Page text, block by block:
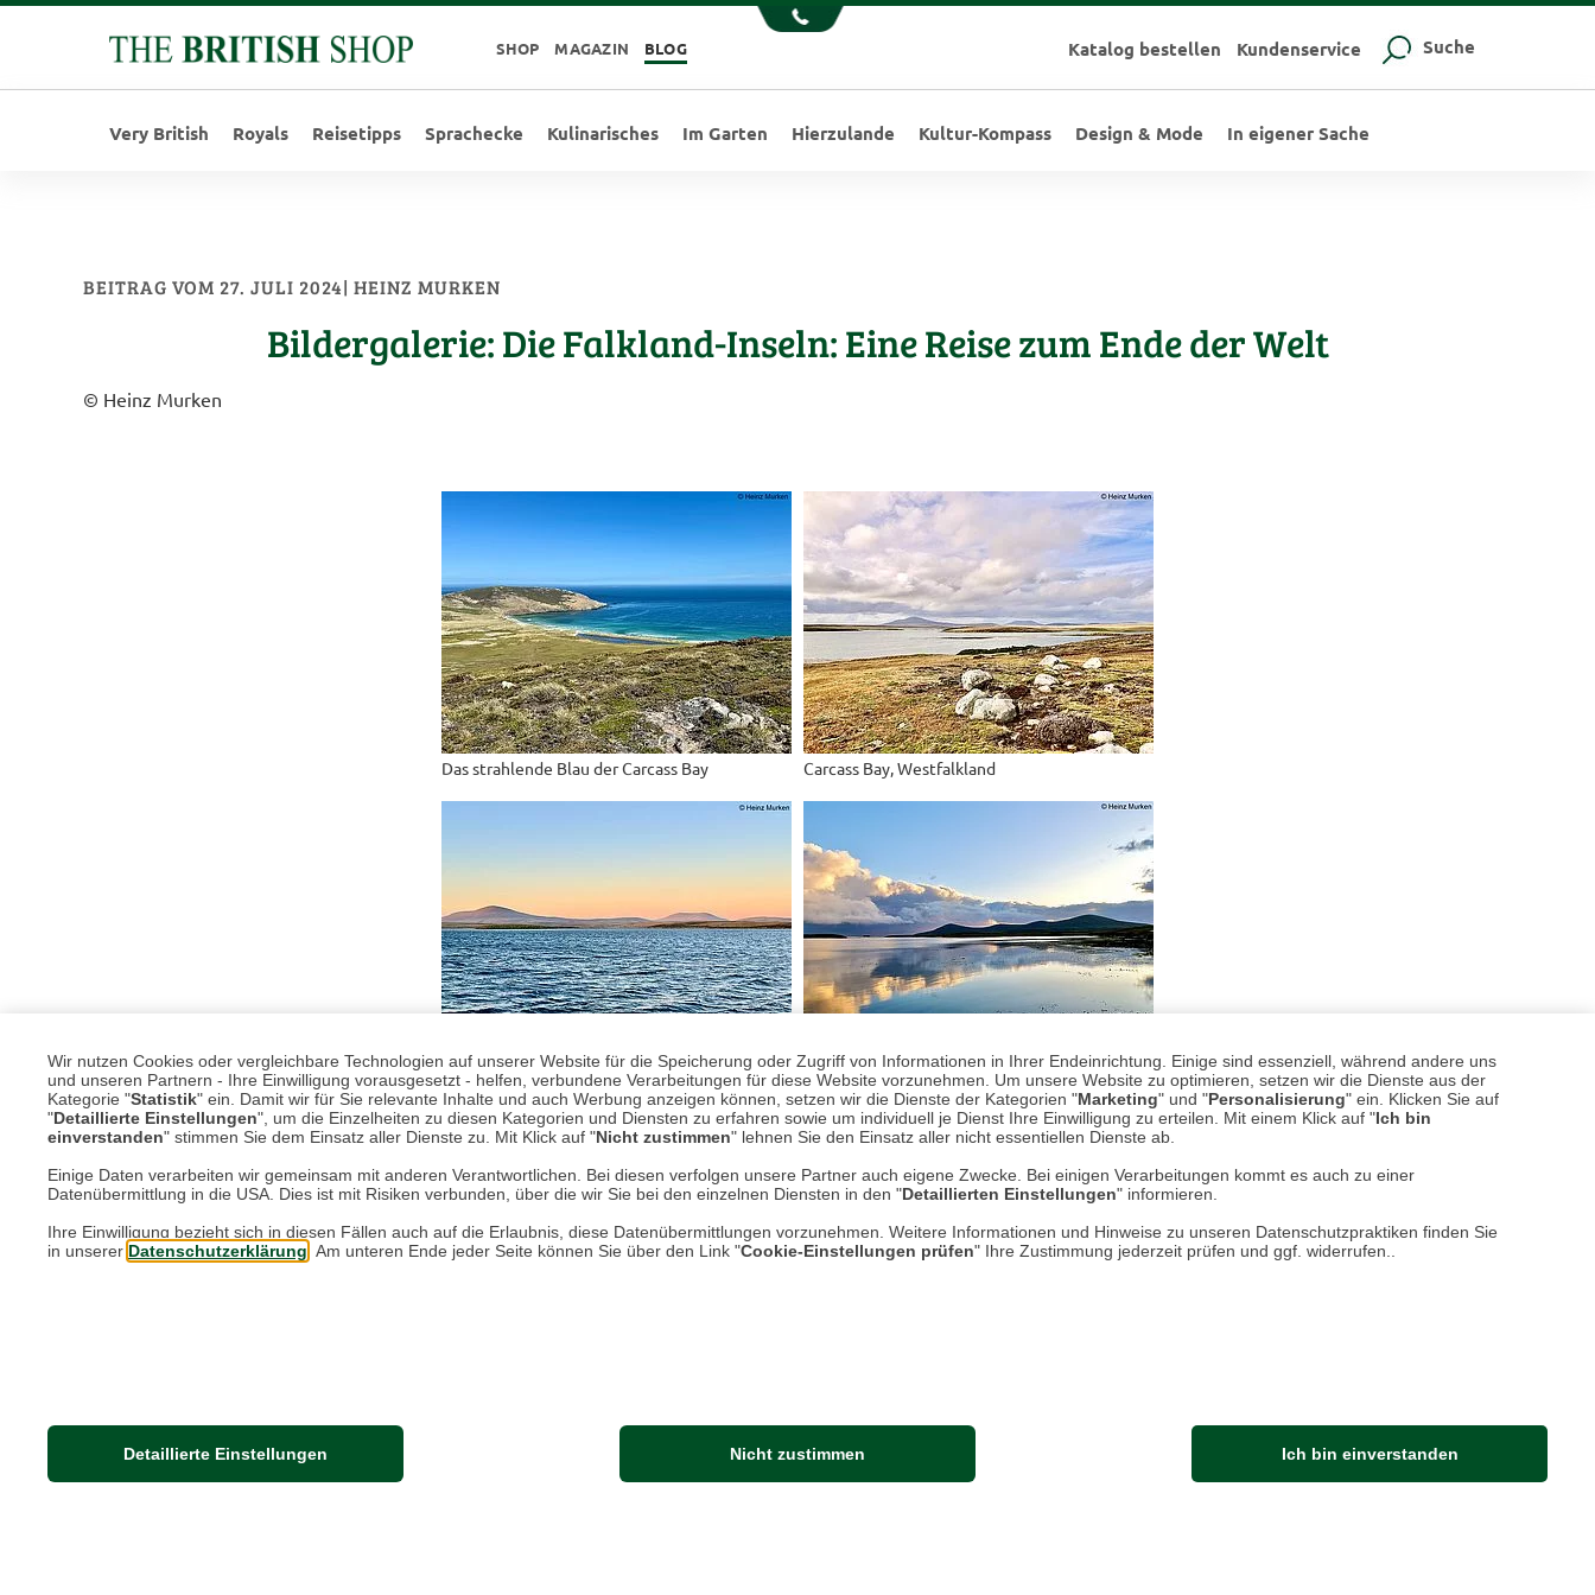
Wir nutzen Cookies oder vergleichbare Technologien auf unserer Website für die Speicherung oder Zugriff von Informationen in Ihrer Endeinrichtung. Einige sind essenziell, während andere uns
und unseren Partnern - Ihre Einwilligung vorausgesetzt - helfen, verbundene Verarbeitungen für diese Website vorzunehmen. Um unsere Website zu optimieren, setzen wir die Dienste aus der
Kategorie "Statistik" ein. Damit wir für Sie relevante Inhalte und auch Werbung anzeigen können, setzen wir die Dienste der Kategorien "Marketing" und "Personalisierung" ein. Klicken Sie auf
"Detaillierte Einstellungen", um die Einzelheiten zu diesen Kategorien und Diensten zu erfahren sowie um individuell je Dienst Ihre Einwilligung zu erteilen. Mit einem Klick auf "Ich bin
einverstanden" stimmen Sie dem Einsatz aller Dienste zu. Mit Klick auf "Nicht zustimmen" lehnen Sie den Einsatz aller nicht essentiellen Dienste ab.
Einige Daten verarbeiten wir gemeinsam mit anderen Verantwortlichen. Bei diesen verfolgen unsere Partner auch eigene Zwecke. Bei einigen Verarbeitungen kommt es auch zu einer
Datenübermittlung in die USA. Dies ist mit Risiken verbunden, über die wir Sie bei den einzelnen Diensten in den "Detaillierten Einstellungen" informieren.
Ihre Einwilligung bezieht sich in diesen Fällen auch auf die Erlaubnis, diese Datenübermittlungen vorzunehmen. Weitere Informationen und Hinweise zu unseren Datenschutzpraktiken finden Sie
in unserer Datenschutzerklärung . Am unteren Ende jeder Seite können Sie über den Link "Cookie-Einstellungen prüfen" Ihre Zustimmung jederzeit prüfen und ggf. widerrufen..
Detaillierte Einstellungen Nicht zustimmen Ich bin einverstanden
SHOP MAGAZIN BLOG Katalog bestellen Kundenservice Suche
Very British Royals Reisetipps Sprachecke Kulinarisches Im Garten Hierzulande Kultur-Kompass Design & Mode In eigener Sache
BEITRAG VOM 27. JULI 2024| HEINZ MURKEN
Bildergalerie: Die Falkland-Inseln: Eine Reise zum Ende der Welt
© Heinz Murken
Das strahlende Blau der Carcass Bay Carcass Bay, Westfalkland
Abendstimmung an der Carcass Bay Wolken über der Carcass Bay, Westfalkland
Impressum Kontakt
Netiquette